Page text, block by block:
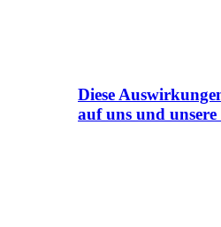
Diese
auf uns und